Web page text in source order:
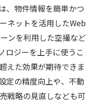
、物件情報を簡単かつ
ネットを活用したWeb
ンを利用した空撮など
ロジーを上手に使うこ
えた効果が期待できま
定の精度向上や、不動
戦略の見直しなども可